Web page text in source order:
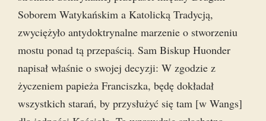
Soborem Watykańskim a Katolicką Tradycją,
zwyciężyło antydoktrynalne marzenie o stworzeniu
mostu ponad tą przepaścią. Sam Biskup Huonder
napisał właśnie o swojej decyzji: W zgodzie z
życzeniem papieża Franciszka, będę dokładał
wszystkich starań, by przysłużyć się tam [w Wangs]